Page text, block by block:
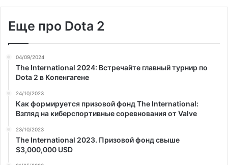
Еще про Dota 2
04/09/2024
The International 2024: Встречайте главный турнир по
Dota 2 в Копенгагене
24/10/2023
Как формируется призовой фонд The International:
Взгляд на киберспортивные соревнования от Valve
23/10/2023
The International 2023. Призовой фонд свыше
$3,000,000 USD